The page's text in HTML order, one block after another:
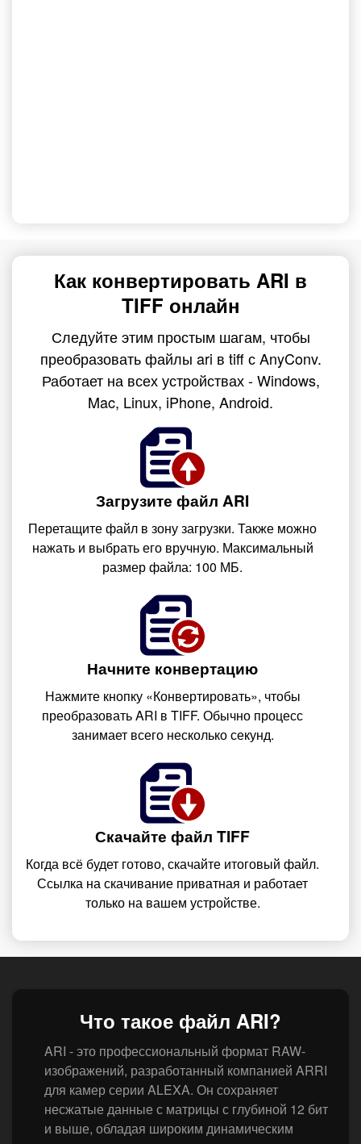
Как конвертировать ARI в
TIFF онлайн
Следуйте этим простым шагам, чтобы
преобразовать файлы ari в tiff с AnyConv.
Работает на всех устройствах - Windows,
Mac, Linux, iPhone, Android.
Загрузите файл ARI
Перетащите файл в зону загрузки. Также можно
нажать и выбрать его вручную. Максимальный
размер файла: 100 МБ.
Начните конвертацию
Нажмите кнопку «Конвертировать», чтобы
преобразовать ARI в TIFF. Обычно процесс
занимает всего несколько секунд.
Скачайте файл TIFF
Когда всё будет готово, скачайте итоговый файл.
Ссылка на скачивание приватная и работает
только на вашем устройстве.
Что такое файл ARI?
ARI - это профессиональный формат RAW-
изображений, разработанный компанией ARRI
для камер серии ALEXA. Он сохраняет
несжатые данные с матрицы с глубиной 12 бит
и выше, обладая широким динамическим